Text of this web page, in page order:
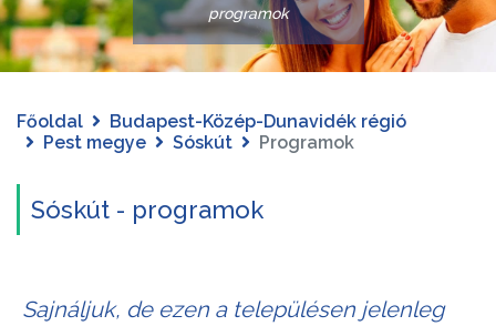
programok
Főoldal
Budapest-Közép-Dunavidék régió
Pest megye
Sóskút Programok
Sóskút - programok
Sajnáljuk, de ezen a településen jelenleg